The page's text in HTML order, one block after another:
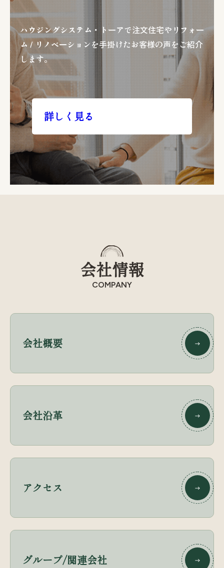
ハウジングシステム・トーアで注文住宅やリフォー
ム / リノベーションを手掛けたお客様の声をご紹介
します。
詳しく見る
会社情報
COMPANY
会社概要
会社沿革
アクセス
グループ/関連会社